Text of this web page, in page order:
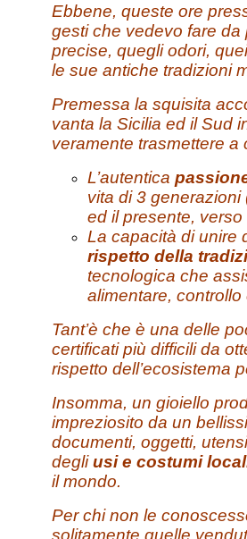
Ebbene, queste ore
gesti che vedevo fare
precise, quegli odori,
le sue antiche tradizioni
Premessa la squisita
vanta la Sicilia ed il Sud
veramente trasmettere a
L’autentica
vita di 3 generazioni
ed il presente, verso
La capacità di unire
rispetto della
tecnologica che
alimentare,
Tant’è che è una delle
certificati più difficili da
rispetto dell’ecosistema
Insomma, un gioiello
impreziosito da un
documenti, oggetti,
degliusi e costumi
il mondo.
Per chi non le
solitamente quelle